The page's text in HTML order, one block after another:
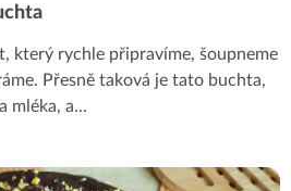
který rychle připravíme, šoupneme
Přesně taková je tato buchta,
mléka, a...